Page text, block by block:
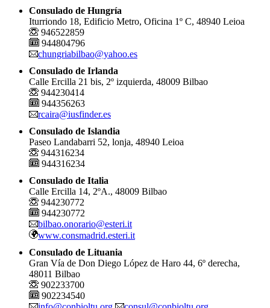
Consulado de Hungría
Iturriondo 18, Edificio Metro, Oficina 1º C, 48940 Leioa
946522859
944804796
chungriabilbao@yahoo.es
Consulado de Irlanda
Calle Ercilla 21 bis, 2º izquierda, 48009 Bilbao
944230414
944356263
rcaira@iusfinder.es
Consulado de Islandia
Paseo Landabarri 52, lonja, 48940 Leioa
944316234
944316234
Consulado de Italia
Calle Ercilla 14, 2ºA., 48009 Bilbao
944230772
944230772
bilbao.onorario@esteri.it
www.consmadrid.esteri.it
Consulado de Lituania
Gran Vía de Don Diego López de Haro 44, 6º derecha,
48011 Bilbao
902233700
902234540